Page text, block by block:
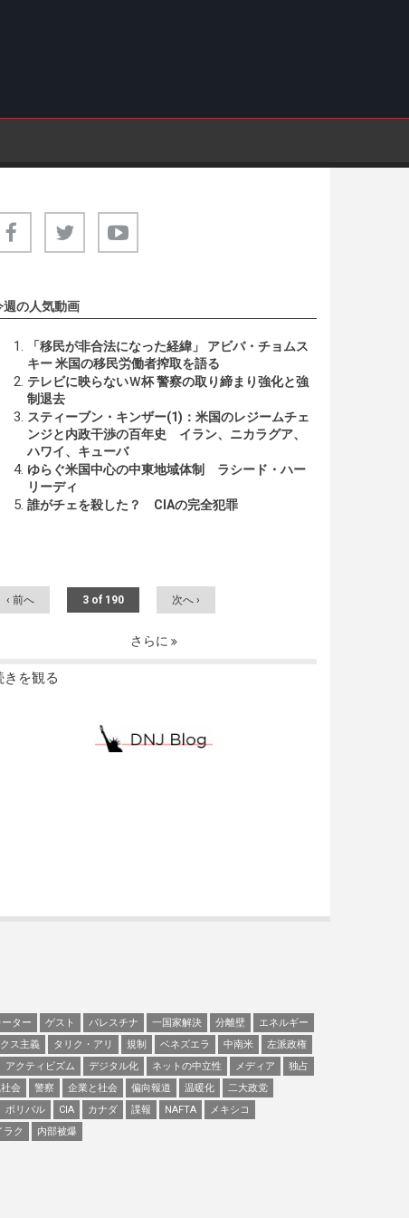
週の人気動画
「移民が非合法になった経緯」 アビバ・チョムス
キー 米国の移民労働者搾取を語る
テレビに映らないＷ杯 警察の取り締まり強化と強
制退去
スティーブン・キンザー(1)：米国のレジームチェ
ンジと内政干渉の百年史 イラン、ニカラグア、
ハワイ、キューバ
ゆらぐ米国中心の中東地域体制 ラシード・ハー
リーディ
誰がチェを殺した？ CIAの完全犯罪
‹ 前へ 3 of 190 次へ ›
さらに
きを観る
ーター ゲスト パレスチナ 一国家解決 分離壁
エネルギー
ス主義 タリク・アリ 規制 ベネズエラ 中南米
左派政権
アクティビズム デジタル化 ネットの中立性 メディア
独占
会 警察 企業と社会 偏向報道 温暖化
二大政党
ボリバル CIA カナダ 諜報 NAFTA
メキシコ
ラク 内部被爆